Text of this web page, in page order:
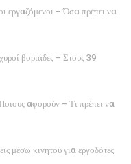
εργαζόμενοι – Όσα πρέπει να
βοριάδες – Στους 39
αφορούν – Τι πρέπει να
μέσω κινητού για εργοδότες